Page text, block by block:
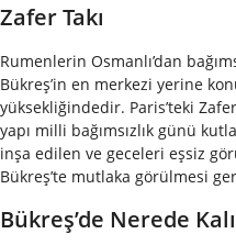
Zafer Takı
Rumenlerin Osmanlı’dan
Bükreş’in en merkezi yerine
yüksekliğindedir. Paris’teki
yapı milli bağımsızlık günü
inşa edilen ve geceleri eşsiz
Bükreş’te mutlaka görülmesi
Bükreş’de Nerede